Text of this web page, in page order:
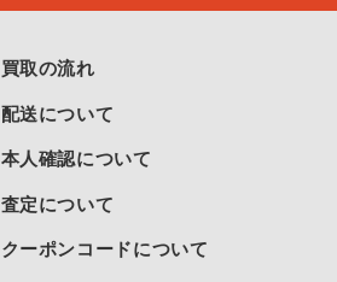
買取の流れ
配送について
本人確認について
査定について
クーポンコードについて